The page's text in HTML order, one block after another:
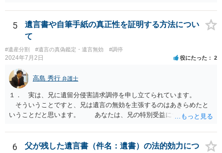
すが、弁護士に作成を依頼する場合は、１０～数十万円程度になるケ
ースが多いと思います。 報酬体系は、弁護士ごとに異なりますので一
律の基準はありません。
5
遺言書や自筆手紙の真正性を証明する方法につい
て
#遺産分割 #遺言の真偽鑑定・遺言無効 #調停
2024年7月2日 役にたった 2
高島 秀行 弁護士
１． 実は、兄に遺留分侵害請求調停を申し立てられています。
そういうことですと、兄は遺言の無効を主張するのはあきらめたと
いうことだと思います。 あなたは、兄の特別受益について立証し
詳しい事情を話して相談された方がよいと思います。
6
父が残した遺言書（件名：遺書）の法的効力につ